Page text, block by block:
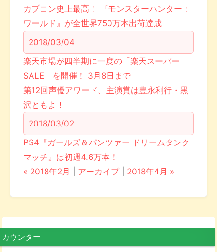
カプコン史上最高！ 『モンスターハンター：
ワールド』が全世界750万本出荷達成
2018/03/04
楽天市場が四半期に一度の「楽天スーパー
SALE」を開催！ 3月8日まで
第12回声優アワード、主演賞は豊永利行・黒
沢ともよ！
2018/03/02
PS4『ガールズ＆パンツァー ドリームタンク
マッチ』は初週4.6万本！
« 2018年2月
アーカイブ 2018年4月 »
カウンター